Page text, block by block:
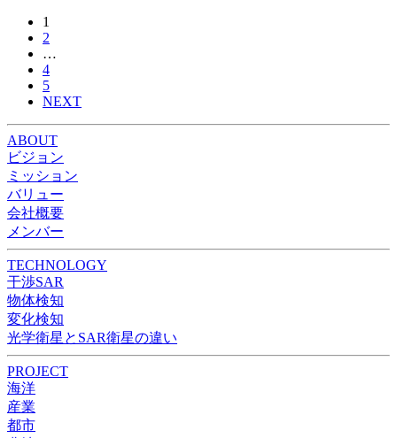
1
2
…
4
5
NEXT
ABOUT
ビジョン
ミッション
バリュー
会社概要
メンバー
TECHNOLOGY
干渉SAR
物体検知​​
変化検知​
光学衛星とSAR衛星の違い
PROJECT
海洋
産業
都市​